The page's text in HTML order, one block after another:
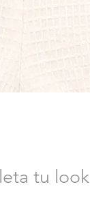
tu look